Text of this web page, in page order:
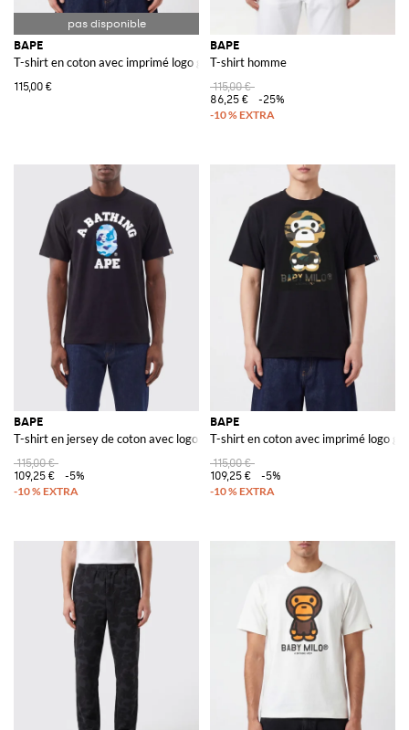
BAPE
T-shirt en coton avec imprimé logo graphique sur le devant
115,00 €
BAPE
T-shirt homme
115,00 €
86,25 €
-25%
BAPE
T-shirt en jersey de coton avec logo contrastant sur la poitrine
115,00 €
109,25 €
-5%
BAPE
T-shirt en coton avec imprimé logo
115,00 €
109,25 €
-5%